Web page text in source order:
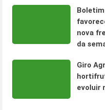
nova
da
Giro
evoluir